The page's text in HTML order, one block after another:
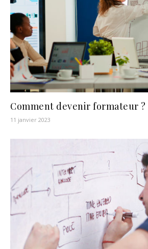
Comment devenir formateur ?
11 janvier 2023